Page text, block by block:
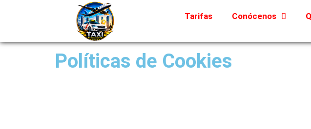
Tarifas Conócenos
Políticas de Cookies